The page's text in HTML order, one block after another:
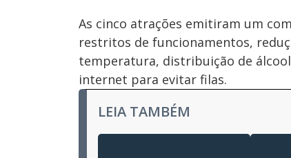
As cinco atrações emitiram um
restritos de funcionamentos,
temperatura, distribuição de
internet para evitar filas.
LEIA TAMBÉM